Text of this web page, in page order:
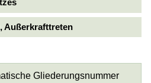
Außerkrafttreten
Gliederungsnummer